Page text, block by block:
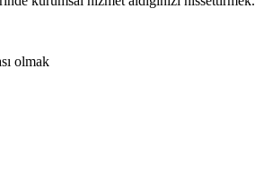
olmak